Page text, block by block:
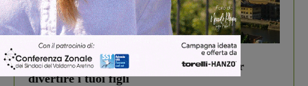
In vetrina 6 Agosto 2026
Gita di famiglia a Firenze: 5 idee per far
divertire i tuoi figli